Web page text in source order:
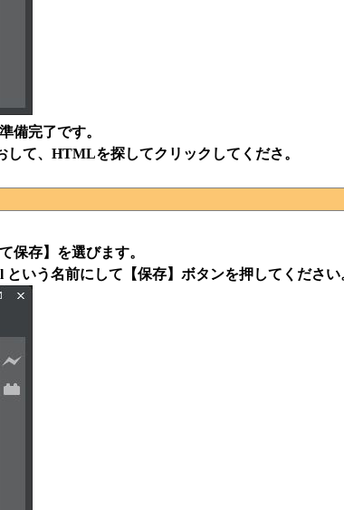
備完了です。
て、HTMLを探してクリックしてくださ。
保存】を選びます。
いう名前にして【保存】ボタンを押してください